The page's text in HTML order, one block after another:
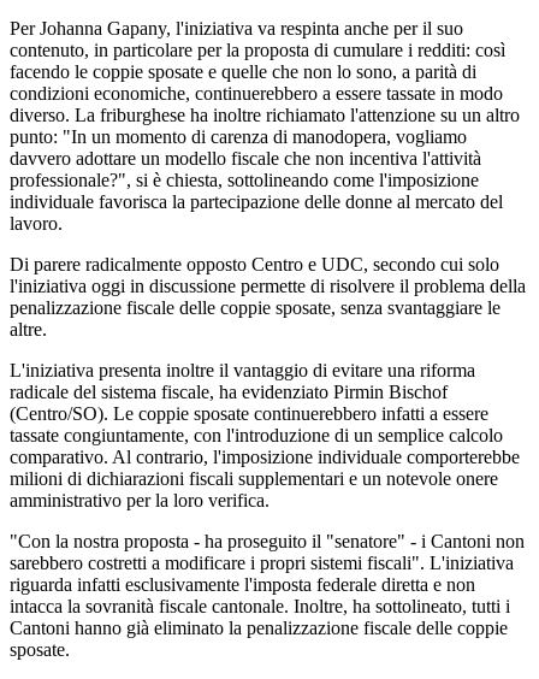
Per Johanna Gapany, l'iniziativa va respinta anche per il suo
contenuto, in particolare per la proposta di cumulare i redditi: così
facendo le coppie sposate e quelle che non lo sono, a parità di
condizioni economiche, continuerebbero a essere tassate in modo
diverso. La friburghese ha inoltre richiamato l'attenzione su un altro
punto: "In un momento di carenza di manodopera, vogliamo
davvero adottare un modello fiscale che non incentiva l'attività
professionale?", si è chiesta, sottolineando come l'imposizione
individuale favorisca la partecipazione delle donne al mercato del
lavoro.
Di parere radicalmente opposto Centro e UDC, secondo cui solo
l'iniziativa oggi in discussione permette di risolvere il problema della
penalizzazione fiscale delle coppie sposate, senza svantaggiare le
altre.
L'iniziativa presenta inoltre il vantaggio di evitare una riforma
radicale del sistema fiscale, ha evidenziato Pirmin Bischof
(Centro/SO). Le coppie sposate continuerebbero infatti a essere
tassate congiuntamente, con l'introduzione di un semplice calcolo
comparativo. Al contrario, l'imposizione individuale comporterebbe
milioni di dichiarazioni fiscali supplementari e un notevole onere
amministrativo per la loro verifica.
"Con la nostra proposta - ha proseguito il "senatore" - i Cantoni non
sarebbero costretti a modificare i propri sistemi fiscali". L'iniziativa
riguarda infatti esclusivamente l'imposta federale diretta e non
intacca la sovranità fiscale cantonale. Inoltre, ha sottolineato, tutti i
Cantoni hanno già eliminato la penalizzazione fiscale delle coppie
sposate.